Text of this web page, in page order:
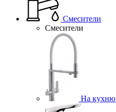
Смесители
Смесители
На кухню